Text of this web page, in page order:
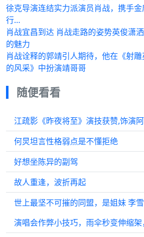
徐克导演连结实力派演员肖战，携手
行…
肖战宜昌到达 肖战走路的姿势英俊潇
的魅力
肖战诠释的郭靖引人期待，他在《射
的风采》中扮演靖哥哥
随便看看
江疏影《昨夜将至》演技获赞,饰演
何炅坦言性格弱点是不懂拒绝
好想坐陈异的副驾
故人重逢，波折再起
世上最坚不可摧的同盟，是姐妹 李